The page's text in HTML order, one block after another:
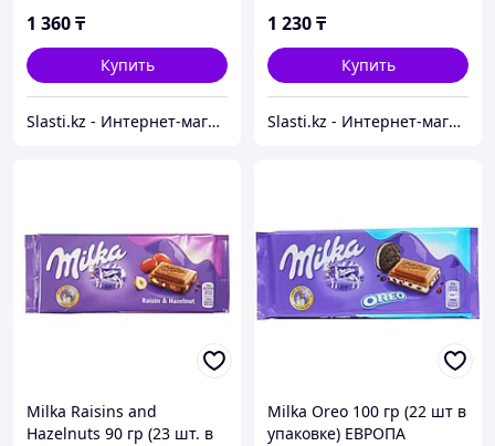
1 360₸
Купить
Slasti.kz - Интернет-магазин сладостей
1 230₸
Купить
Slasti.kz - Интернет-магазин сладостей
Milka Raisins and
Hazelnuts 90 гр (23 шт. в
Milka Oreo 100 гр (22 шт в
упаковке) ЕВРОПА